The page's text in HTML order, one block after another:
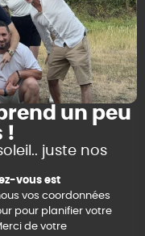
un peu
!
juste nos
vous est
vos coordonnées
pour planifier votre
de votre